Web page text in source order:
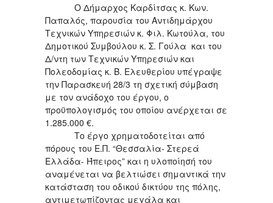
Ο Δήμαρχος Καρδίτσας κ. Κων.
Παπαλός, παρουσία του Αντιδημάρχου
Τεχνικών Υπηρεσιών κ. Φιλ. Κωτούλα, του
Δημοτικού Συμβούλου κ. Σ. Γούλα και του
Δ/ντη των Τεχνικών Υπηρεσιών και
Πολεοδομίας κ. Β. Ελευθερίου υπέγραψε
την Παρασκευή 28/3 τη σχετική σύμβαση
με τον ανάδοχο του έργου, ο
προϋπολογισμός του οποίου ανέρχεται σε
1.285.000 €.
Το έργο χρηματοδοτείται από
πόρους του Ε.Π. “Θεσσαλία- Στερεά
Ελλάδα- Ήπειρος” και η υλοποίησή του
αναμένεται να βελτιώσει σημαντικά την
κατάσταση του οδικού δικτύου της πόλης,
αντιμετωπίζοντας μεγάλα και